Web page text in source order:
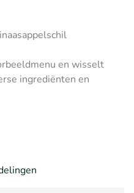
en wisselt
ingrediënten en